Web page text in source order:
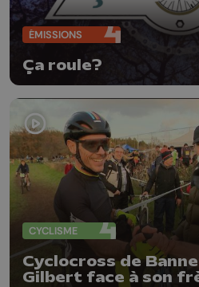
ÉMISSIONS
Ça roule?
CYCLISME
Cyclocross de
Gilbert face à son